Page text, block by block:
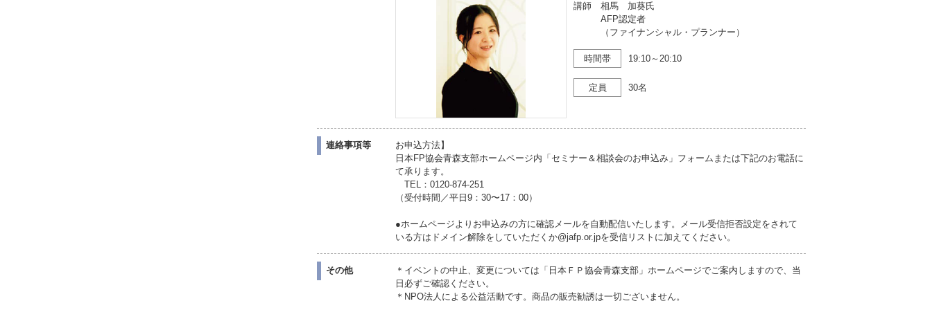
講師 相馬 加葵氏
AFP認定者
（ファイナンシャル・プランナー）
時間帯 19:10～20:10
定員 30名
連絡事項等
お申込方法】
日本FP協会青森支部ホームページ内「セミナー＆相談会のお申込み」フォームまたは下記のお電話に
て承ります。
TEL：0120-874-251
（受付時間／平日9：30〜17：00）
●ホームページよりお申込みの方に確認メールを自動配信いたします。メール受信拒否設定をされて
いる方はドメイン解除をしていただくか@jafp.or.jpを受信リストに加えてください。
その他
＊イベントの中止、変更については「日本ＦＰ協会青森支部」ホームページでご案内しますので、当
日必ずご確認ください。
＊NPO法人による公益活動です。商品の販売勧誘は一切ございません。